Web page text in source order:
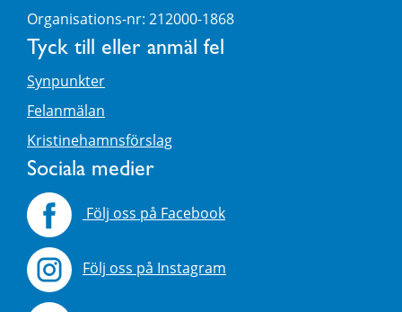
Organisations-nr: 212000-1868
Tyck till eller anmäl fel
Synpunkter
Felanmälan
Kristinehamnsförslag
Sociala medier
Följ oss på Facebook
Följ oss på Instagram